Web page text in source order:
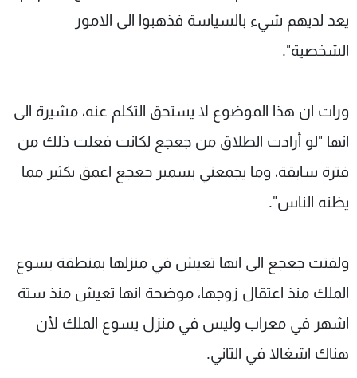
يعد لديهم شيء بالسياسة فذهبوا الى الامور
الشخصية".
ورات ان هذا الموضوع لا يستحق التكلم عنه، مشيرة الى
انها "لو أرادت الطلاق من جعجع لكانت فعلت ذلك من
فترة سابقة، وما يجمعني بسمير جعجع اعمق بكثير مما
يظنه الناس".
ولفتت جعجع الى انها تعيش في منزلها بمنطقة يسوع
الملك منذ اعتقال زوجها، موضحة انها تعيش منذ ستة
اشهر في معراب وليس في منزل يسوع الملك لأن
هناك اشغالا في الثاني.